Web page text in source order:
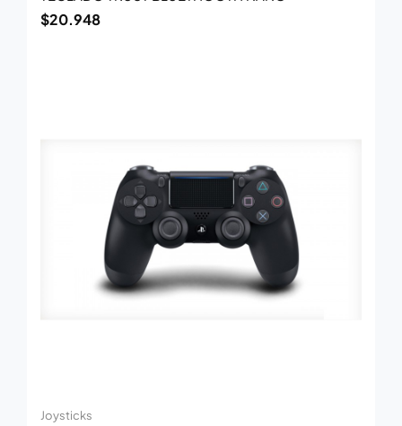
$20.948
Joysticks